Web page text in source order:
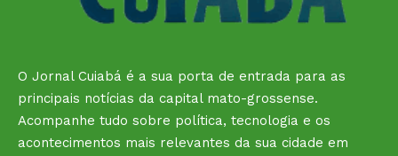
O Jornal Cuiabá é a sua porta de entrada para as
principais notícias da capital mato-grossense.
Acompanhe tudo sobre política, tecnologia e os
acontecimentos mais relevantes da sua cidade em